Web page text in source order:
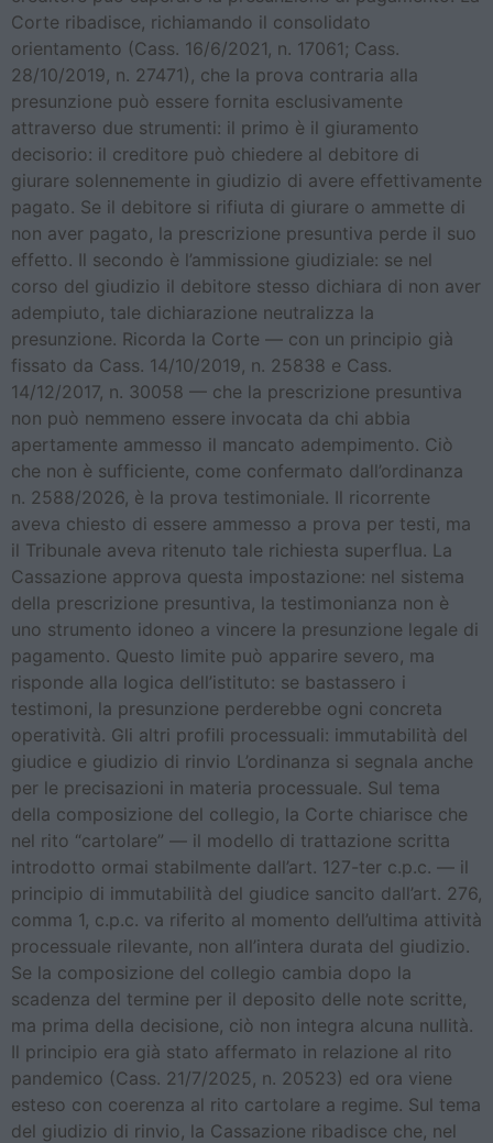
Corte ribadisce, richiamando il consolidato
orientamento (Cass. 16/6/2021, n. 17061; Cass.
28/10/2019, n. 27471), che la prova contraria alla
presunzione può essere fornita esclusivamente
attraverso due strumenti: il primo è il giuramento
decisorio: il creditore può chiedere al debitore di
giurare solennemente in giudizio di avere effettivamente
pagato. Se il debitore si rifiuta di giurare o ammette di
non aver pagato, la prescrizione presuntiva perde il suo
effetto. Il secondo è l’ammissione giudiziale: se nel
corso del giudizio il debitore stesso dichiara di non aver
adempiuto, tale dichiarazione neutralizza la
presunzione. Ricorda la Corte — con un principio già
fissato da Cass. 14/10/2019, n. 25838 e Cass.
14/12/2017, n. 30058 — che la prescrizione presuntiva
non può nemmeno essere invocata da chi abbia
apertamente ammesso il mancato adempimento. Ciò
che non è sufficiente, come confermato dall’ordinanza
n. 2588/2026, è la prova testimoniale. Il ricorrente
aveva chiesto di essere ammesso a prova per testi, ma
il Tribunale aveva ritenuto tale richiesta superflua. La
Cassazione approva questa impostazione: nel sistema
della prescrizione presuntiva, la testimonianza non è
uno strumento idoneo a vincere la presunzione legale di
pagamento. Questo limite può apparire severo, ma
risponde alla logica dell’istituto: se bastassero i
testimoni, la presunzione perderebbe ogni concreta
operatività. Gli altri profili processuali: immutabilità del
giudice e giudizio di rinvio L’ordinanza si segnala anche
per le precisazioni in materia processuale. Sul tema
della composizione del collegio, la Corte chiarisce che
nel rito “cartolare” — il modello di trattazione scritta
introdotto ormai stabilmente dall’art. 127-ter c.p.c. — il
principio di immutabilità del giudice sancito dall’art. 276,
comma 1, c.p.c. va riferito al momento dell’ultima attività
processuale rilevante, non all’intera durata del giudizio.
Se la composizione del collegio cambia dopo la
scadenza del termine per il deposito delle note scritte,
ma prima della decisione, ciò non integra alcuna nullità.
Il principio era già stato affermato in relazione al rito
pandemico (Cass. 21/7/2025, n. 20523) ed ora viene
esteso con coerenza al rito cartolare a regime. Sul tema
del giudizio di rinvio, la Cassazione ribadisce che, nel